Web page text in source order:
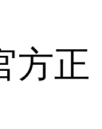
方正